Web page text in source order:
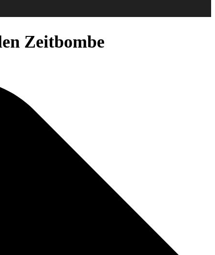
Zeitbombe